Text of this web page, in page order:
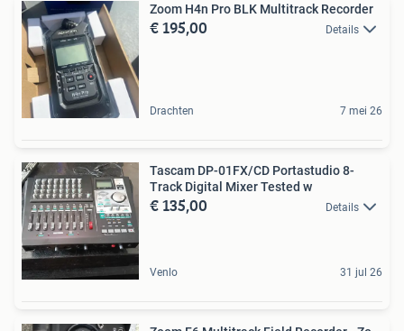
Zoom H4n Pro BLK Multitrack Recorder
€ 195,00 Details
Drachten 7 mei 26
Tascam DP-01FX/CD Portastudio 8-
Track Digital Mixer Tested w
€ 135,00 Details
Venlo 31 jul 26